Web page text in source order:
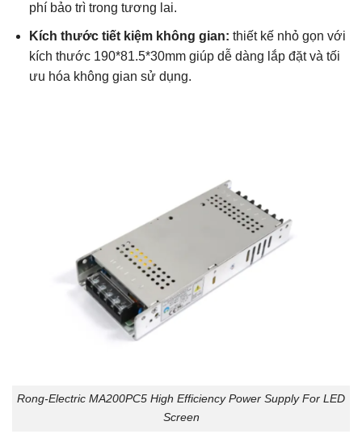
phí bảo trì trong tương lai.
Kích thước tiết kiệm không gian: thiết kế nhỏ gọn với
kích thước 190*81.5*30mm giúp dễ dàng lắp đặt và tối
ưu hóa không gian sử dụng.
Rong-Electric MA200PC5 High Efficiency Power Supply For LED
Screen